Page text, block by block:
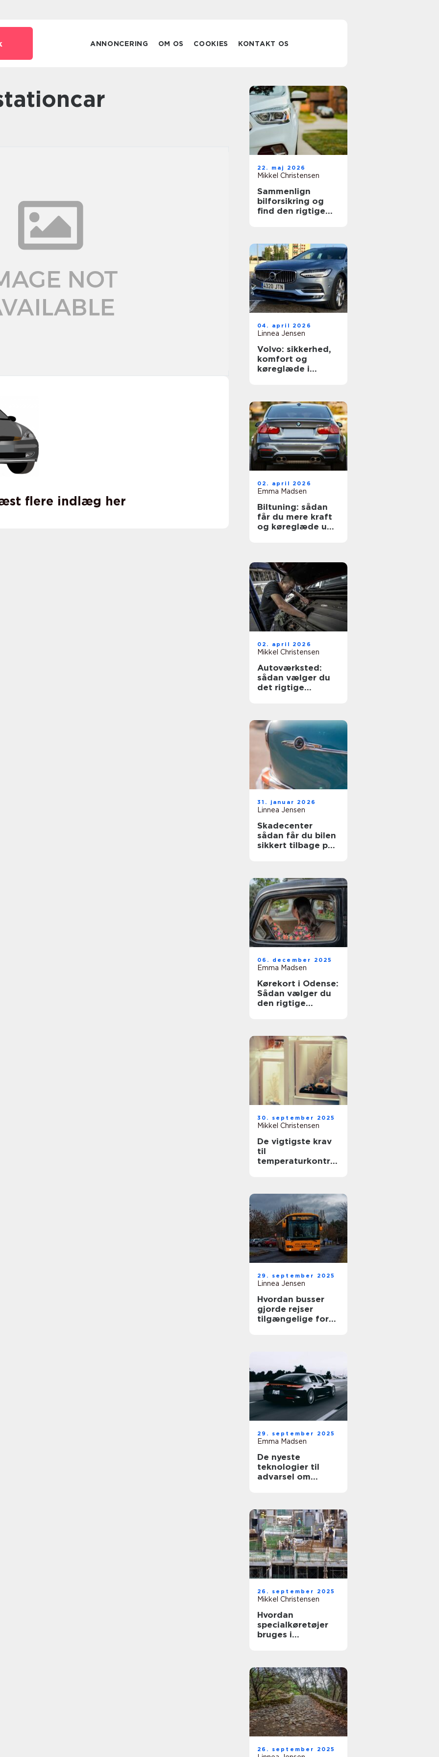
ANNONCERING OM OS COOKIES KONTAKT OS
flere indlæg her
22. maj 2026
Mikkel Christensen
Sammenlign
bilforsikring og
find den rigtige
04. april 2026
Linnea Jensen
Volvo: sikkerhed,
komfort og
køreglæde i
02. april 2026
Emma Madsen
Biltuning: sådan
får du mere kraft
og køreglæde ud
02. april 2026
Mikkel Christensen
Autoværksted:
sådan vælger du
det rigtige
31. januar 2026
Linnea Jensen
Skadecenter
sådan får du bilen
sikkert tilbage på
06. december 2025
Emma Madsen
Kørekort i Odense:
Sådan vælger du
den rigtige
30. september 2025
Mikkel Christensen
De vigtigste krav
til
temperaturkontrol
29. september 2025
Linnea Jensen
Hvordan busser
gjorde rejser
tilgængelige for
29. september 2025
Emma Madsen
De nyeste
teknologier til
advarsel om
26. september 2025
Mikkel Christensen
Hvordan
specialkøretøjer
bruges i
26. september 2025